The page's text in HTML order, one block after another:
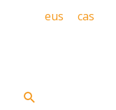
eus cas
Buscar